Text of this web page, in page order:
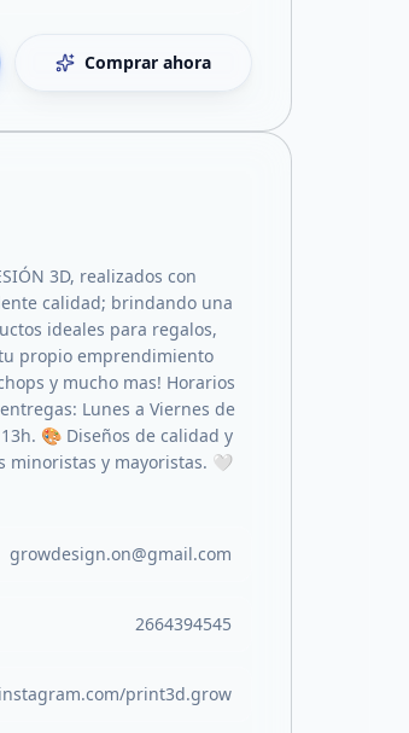
Comprar ahora
3D, realizados con
calidad; brindando una
ideales para regalos,
propio emprendimiento
y mucho mas! Horarios
Lunes a Viernes de
🎨 Diseños de calidad y
minoristas y mayoristas. 🤍
growdesign.on@gmail.com
2664394545
print3d.grow